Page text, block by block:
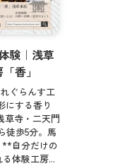
験｜浅草
香」
ぐらんす工
にする香り
草寺・二天門
徒歩5分。馬
**自分だけの
体験工房...